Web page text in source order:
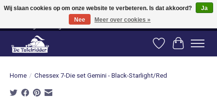
Vanaf 80 euro gratis verzending binnen Nederland! Vanaf 100 euro gratis
verzending naar België en Duitsland!
Verlanglijst
Home / Chessex 7-Die set Gemini - Black-Starlight/Red
Wij slaan cookies op om onze website te verbeteren. Is dat akkoord?
Ja
Nee
Meer over cookies »